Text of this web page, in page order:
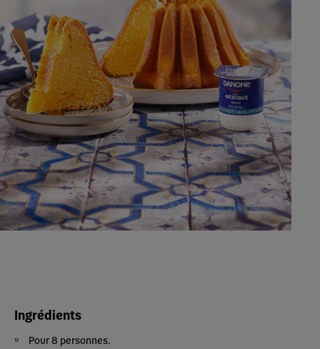
Ingrédients
Pour 8 personnes.